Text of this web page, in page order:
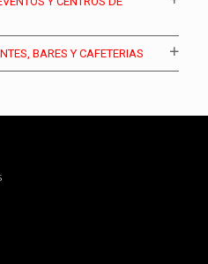
BARES Y CAFETERIAS